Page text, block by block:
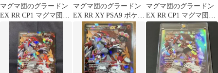
マグマ団のグラードン
EX RR CP1 マグマ団VS
シス…
マグマ団のグラードン
EX RR XY PSA9 ポケモ
ンカード
マグマ団のグラードン
EX RR CP1 マグマ団VS
アクア団